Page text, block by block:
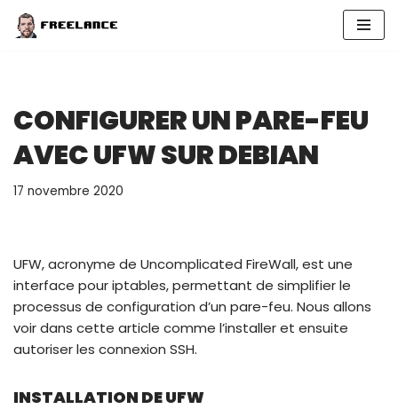
CONFIGURER UN PARE-FEU
AVEC UFW SUR DEBIAN
17 novembre 2020
UFW, acronyme de Uncomplicated FireWall, est une
interface pour iptables, permettant de simplifier le
processus de configuration d’un pare-feu. Nous allons
voir dans cette article comme l’installer et ensuite
autoriser les connexion SSH.
INSTALLATION DE UFW